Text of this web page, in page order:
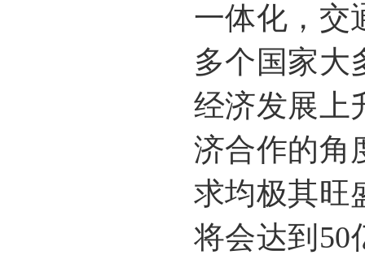
一体化，交
多个国家大
经济发展上
济合作的角
求均极其旺
将会达到50